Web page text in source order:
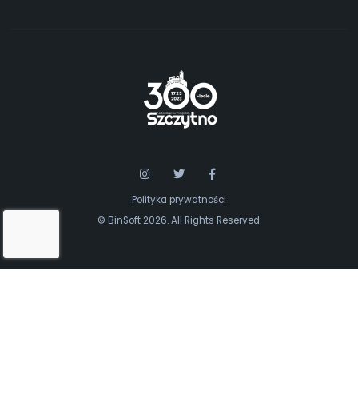
Polityka prywatności
© BinSoft 2026. All Rights Reserved.